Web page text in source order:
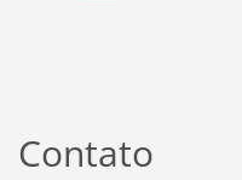
Contato